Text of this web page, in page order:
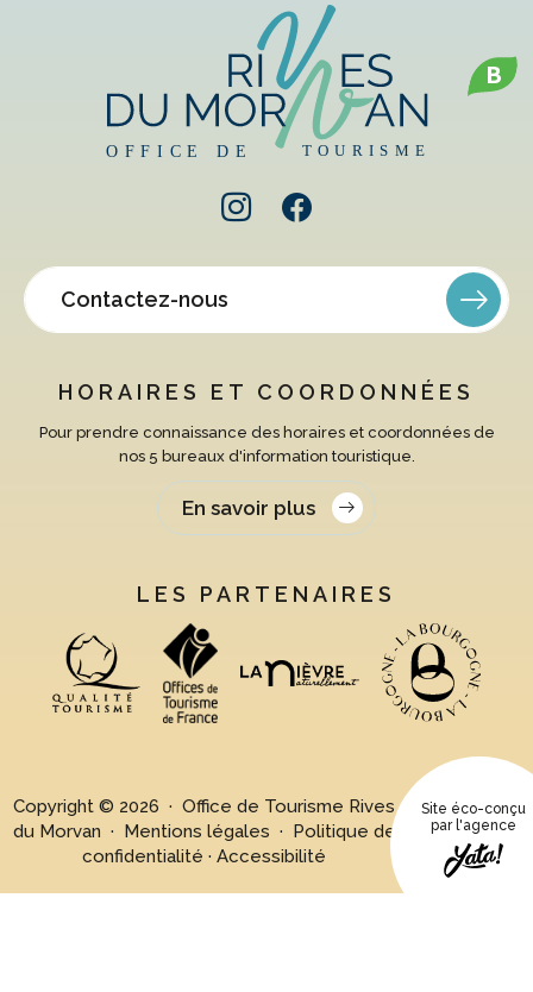
Contactez-nous
HORAIRES ET COORDONNÉES
Pour prendre connaissance des horaires et coordonnées de
nos 5 bureaux d'information touristique.
En savoir plus
LES PARTENAIRES
Copyright © 2026 · Office de Tourisme Rives
du Morvan · Mentions légales · Politique de
confidentialité · Accessibilité
Site éco-conçu
par l'agence
B